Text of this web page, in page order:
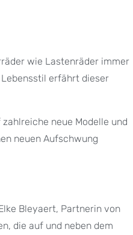
wie Lastenräder immer
erfährt dieser
neue Modelle und
neuen Aufschwung
Bleyaert, Partnerin von
die auf und neben dem